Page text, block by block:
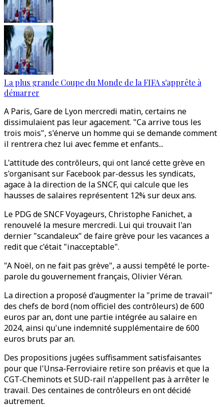
La plus grande Coupe du Monde de la FIFA s'apprête à
démarrer
A Paris, Gare de Lyon mercredi matin, certains ne
dissimulaient pas leur agacement. "Ca arrive tous les
trois mois", s'énerve un homme qui se demande comment
il rentrera chez lui avec femme et enfants...
L'attitude des contrôleurs, qui ont lancé cette grève en
s'organisant sur Facebook par-dessus les syndicats,
agace à la direction de la SNCF, qui calcule que les
hausses de salaires représentent 12% sur deux ans.
Le PDG de SNCF Voyageurs, Christophe Fanichet, a
renouvelé la mesure mercredi. Lui qui trouvait l'an
dernier "scandaleux" de faire grève pour les vacances a
redit que c'était "inacceptable".
"A Noël, on ne fait pas grève", a aussi tempêté le porte-
parole du gouvernement français, Olivier Véran.
La direction a proposé d'augmenter la "prime de travail"
des chefs de bord (nom officiel des contrôleurs) de 600
euros par an, dont une partie intégrée au salaire en
2024, ainsi qu'une indemnité supplémentaire de 600
euros bruts par an.
Des propositions jugées suffisamment satisfaisantes
pour que l'Unsa-Ferroviaire retire son préavis et que la
CGT-Cheminots et SUD-rail n'appellent pas à arrêter le
travail. Des centaines de contrôleurs en ont décidé
autrement.